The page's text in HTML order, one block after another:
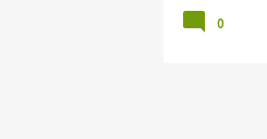
0